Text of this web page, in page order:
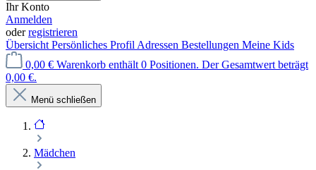
Ihr Konto
Anmelden
oderregistrieren
Übersicht Persönliches Profil Adressen Bestellungen Meine Kids
0,00 € Warenkorb enthält 0 Positionen. Der Gesamtwert beträgt
0,00 €.
Menü schließen
Mädchen